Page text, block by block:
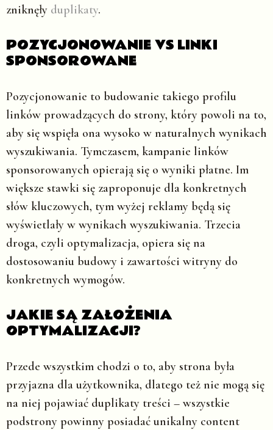
zniknęły duplikaty.
POZYCJONOWANIE VS LINKI
SPONSOROWANE
Pozycjonowanie to budowanie takiego profilu
linków prowadzących do strony, który powoli na to,
aby się wspięła ona wysoko w naturalnych wynikach
wyszukiwania. Tymczasem, kampanie linków
sponsorowanych opierają się o wyniki płatne. Im
większe stawki się zaproponuje dla konkretnych
słów kluczowych, tym wyżej reklamy będą się
wyświetlały w wynikach wyszukiwania. Trzecia
droga, czyli optymalizacja, opiera się na
dostosowaniu budowy i zawartości witryny do
konkretnych wymogów.
JAKIE SĄ ZAŁOŻENIA
OPTYMALIZACJI?
Przede wszystkim chodzi o to, aby strona była
przyjazna dla użytkownika, dlatego też nie mogą się
na niej pojawiać duplikaty treści – wszystkie
podstrony powinny posiadać unikalny content